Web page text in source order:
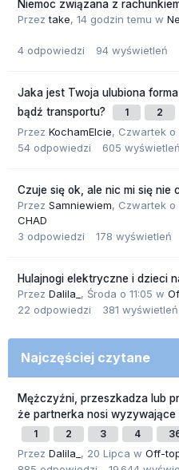
Niemoc związana z
Przeztake, 14 godzin temu w
4 odpowiedzi 94 wyświetleń
Jaka jest Twoja ulubiona
bądź transportu?
1 2
Przez KochamElcie, Czwartek o
54 odpowiedzi 605 wyświetleń
Czuje się ok, ale nic mi się nie
Przez Samniewiem, Czwartek o
CHAD
3 odpowiedzi 178 wyświetleń
Hulajnogi elektryczne i dzieci
Przez Dalila_ , Środa o 11:05 w
22 odpowiedzi 381 wyświetleń
Najczęściej czytane
Mężczyźni, przeszkadza lub
że partnerka nosi wyzywające
1 2 3 4
Przez Dalila_ , 20 Lipca w Off-